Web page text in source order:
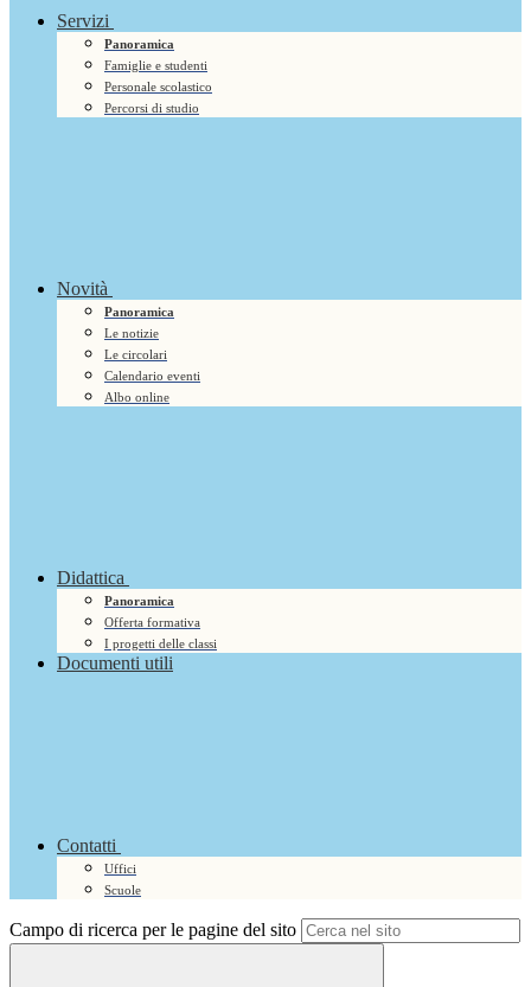
Servizi
Panoramica
Famiglie e studenti
Personale scolastico
Percorsi di studio
Novità
Panoramica
Le notizie
Le circolari
Calendario eventi
Albo online
Didattica
Panoramica
Offerta formativa
I progetti delle classi
Documenti utili
Contatti
Uffici
Scuole
Campo di ricerca per le pagine del sito